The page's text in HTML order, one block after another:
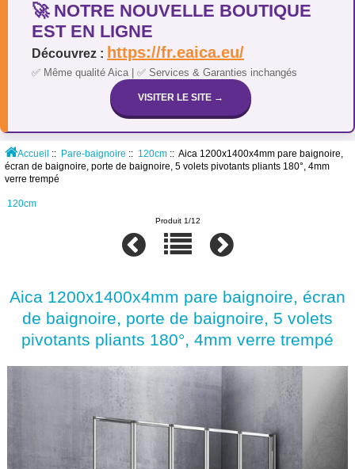
🚀 NOTRE NOUVELLE BOUTIQUE
EST EN LIGNE
Découvrez : https://fr.eaica.eu/
✅ Même qualité Aica | ✅ Services & Garanties inchangés
VISITER LE SITE →
Accueil :: Pare-baignoire :: 120cm:: Aica 1200x1400x4mm pare baignoire,
écran de baignoire, porte de baignoire, 5 volets pivotants pliants 180°, 4mm
verre trempé
120cm
Produit 1/12
Aica 1200x1400x4mm pare baignoire, écran
de baignoire, porte de baignoire, 5 volets
pivotants pliants 180°, 4mm verre trempé